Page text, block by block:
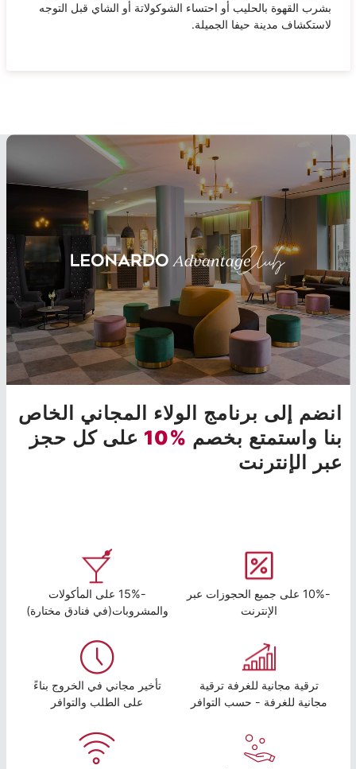
بشرب القهوة بالحليب أو احتساء الشوكولاتة أو الشاي قبل التوجه
لاستكشاف مدينة حيفا الجميلة.
انضم إلى برنامج الولاء المجاني الخاص
بنا واستمتع بخصم %10
على كل حجز
عبر الإنترنت
-10% على جميع الحجوزات عبر
الإنترنت
-15% على المأكولات
والمشروبات(في فنادق مختارة)
ترقية مجانية للغرفة ترقية
مجانية للغرفة - حسب التوافر
تأخير مجاني في الخروج بناءً
على الطلب والتوافر